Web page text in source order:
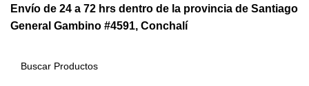
Envío de 24 a 72 hrs dentro de la provincia de Santiago
General Gambino #4591, Conchalí